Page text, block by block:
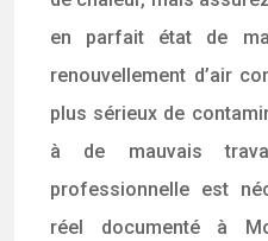
en parfait état de
renouvellement d’air
plus sérieux de
à de mauvais
professionnelle est
réel documenté à